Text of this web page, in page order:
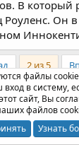
В который
Он
2 из 5
Twitter
файлы
в систему,
сайт, Вы
файлов
Узнать